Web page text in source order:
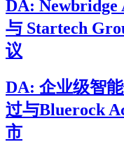
DA:
与 Startech
议
DA: 企业级智
过与Bluerock
市